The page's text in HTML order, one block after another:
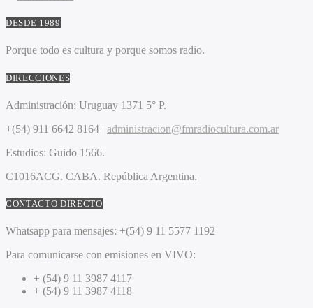
DESDE 1989
Porque todo es cultura y porque somos radio.
DIRECCIONES
Administración: Uruguay 1371 5° P.
+(54) 911 6642 8164 | administracion@fmradiocultura.com.ar
Estudios: Guido 1566.
C1016ACG. CABA. República Argentina.
CONTACTO DIRECTO
Whatsapp para mensajes: +(54) 9 11 5577 1192
Para comunicarse con emisiones en VIVO:
+ (54) 9 11 3987 4117
+ (54) 9 11 3987 4118